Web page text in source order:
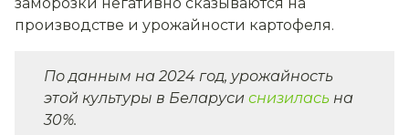
производстве и урожайности картофеля.
По данным на 2024 год, урожайность
этой культуры в Беларуси снизилась на
30%.